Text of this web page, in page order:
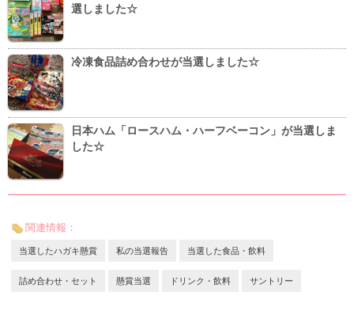
選しました☆
冷凍食品詰め合わせが当選しました☆
日本ハム「ロースハム・ハーフベーコン」が当選しま
した☆
関連情報：
当選したハガキ懸賞 私の当選報告 当選した食品・飲料
詰め合わせ・セット 懸賞当選 ドリンク・飲料 サントリー